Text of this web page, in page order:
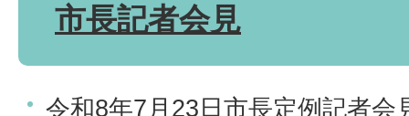
市長記者会見
令和8年7月23日市長定例記者会